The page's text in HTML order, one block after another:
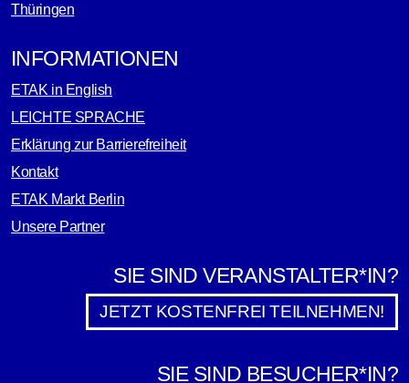
Thüringen
INFORMATIONEN
ETAK in English
LEICHTE SPRACHE
Erklärung zur Barrierefreiheit
Kontakt
ETAK Markt Berlin
Unsere Partner
SIE SIND VERANSTALTER*IN?
JETZT KOSTENFREI TEILNEHMEN!
SIE SIND BESUCHER*IN?